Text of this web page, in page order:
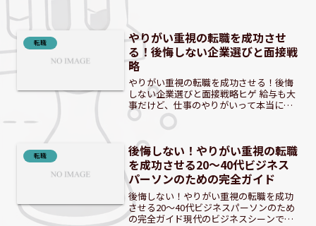
たの理想のキャリアを見つける手助けに
なれば嬉しいね。 現代...
転職
やりがい重視の転職を成功させ
る！後悔しない企業選びと面接戦
略
やりがい重視の転職を成功させる！後悔
しない企業選びと面接戦略ヒゲ 給与も大
事だけど、仕事のやりがいって本当に大
切だよね。近年、転職活動において「給
与」や「待遇」だけでなく、「やりが
い」を重視する人が増えています。この
変化は、働き方や仕事に対...
転職
後悔しない！やりがい重視の転職
を成功させる20～40代ビジネス
パーソンのための完全ガイド
後悔しない！やりがい重視の転職を成功
させる20～40代ビジネスパーソンのため
の完全ガイド現代のビジネスシーンで